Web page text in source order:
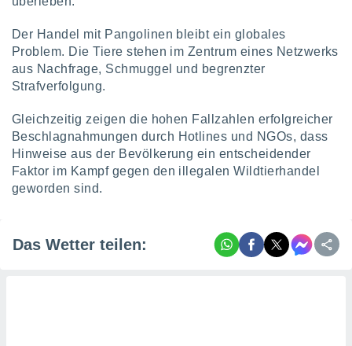
Der Handel mit Pangolinen bleibt ein globales
Problem. Die Tiere stehen im Zentrum eines Netzwerks
aus Nachfrage, Schmuggel und begrenzter
Strafverfolgung.
Gleichzeitig zeigen die hohen Fallzahlen erfolgreicher
Beschlagnahmungen durch Hotlines und NGOs, dass
Hinweise aus der Bevölkerung ein entscheidender
Faktor im Kampf gegen den illegalen Wildtierhandel
geworden sind.
Das Wetter teilen: